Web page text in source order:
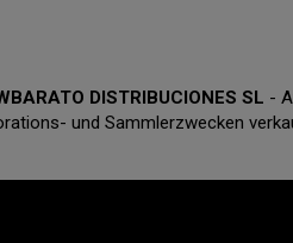
DISTRIBUCIONES SL -
und Sammlerzwecken